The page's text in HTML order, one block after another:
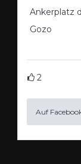
Ankerplatz
Gozo
2
Auf